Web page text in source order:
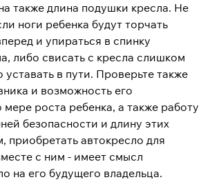
также длина подушки кресла. Не
ноги ребенка будут торчать
и упираться в спинку
либо свисать с кресла слишком
уставать в пути. Проверьте также
и возможность его
мере роста ребенка, а также работу
безопасности и длину этих
приобретать автокресло для
с ним - имеет смысл
на его будущего владельца.